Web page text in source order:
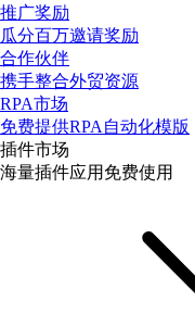
推广奖励
瓜分百万邀请奖励
合作伙伴
携手整合外贸资源
RPA市场
免费提供RPA自动化模版
插件市场
海量插件应用免费使用